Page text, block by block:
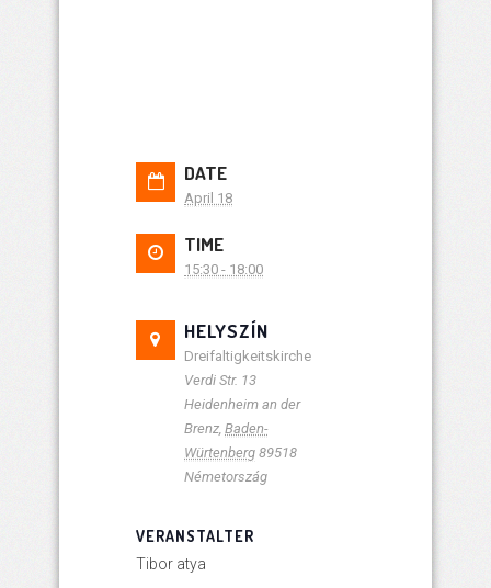
DATE
April 18
TIME
15:30 - 18:00
HELYSZÍN
Dreifaltigkeitskirche
Verdi Str. 13
Heidenheim an der
Brenz, Baden-
Würtenberg 89518
Németország
VERANSTALTER
Tibor atya